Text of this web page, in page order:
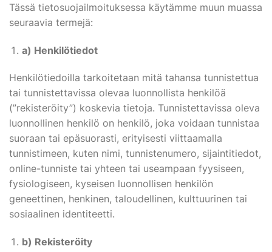
Tässä tietosuojailmoituksessa käytämme muun muassa
seuraavia termejä:
a) Henkilötiedot
Henkilötiedoilla tarkoitetaan mitä tahansa tunnistettua
tai tunnistettavissa olevaa luonnollista henkilöä
(”rekisteröity”) koskevia tietoja. Tunnistettavissa oleva
luonnollinen henkilö on henkilö, joka voidaan tunnistaa
suoraan tai epäsuorasti, erityisesti viittaamalla
tunnistimeen, kuten nimi, tunnistenumero, sijaintitiedot,
online-tunniste tai yhteen tai useampaan fyysiseen,
fysiologiseen, kyseisen luonnollisen henkilön
geneettinen, henkinen, taloudellinen, kulttuurinen tai
sosiaalinen identiteetti.
b) Rekisteröity